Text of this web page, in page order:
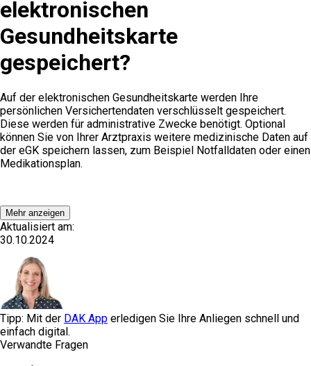
elektronischen
Gesundheitskarte
gespeichert?
Auf der elektronischen Gesundheitskarte werden Ihre
persönlichen Versichertendaten verschlüsselt gespeichert.
Diese werden für administrative Zwecke benötigt. Optional
können Sie von Ihrer Arztpraxis weitere medizinische Daten auf
der eGK speichern lassen, zum Beispiel Notfalldaten oder einen
Medikationsplan.
Mehr anzeigen
Aktualisiert am:
30.10.2024
Tipp: Mit der DAK App erledigen Sie Ihre Anliegen schnell und
einfach digital.
Verwandte Fragen